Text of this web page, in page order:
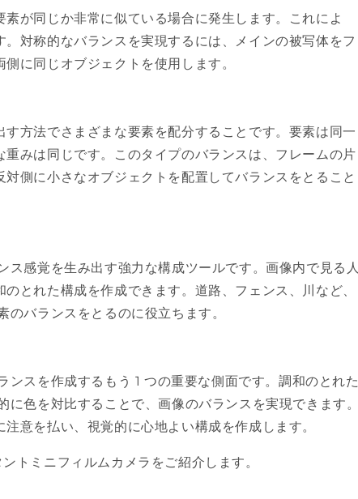
が同じか非常に似ている場合に発生します。これによ
対称的なバランスを実現するには、メインの被写体をフ
に同じオブジェクトを使用します。
方法でさまざまな要素を配分することです。要素は同一
みは同じです。このタイプのバランスは、フレームの片
側に小さなオブジェクトを配置してバランスをとること
ス感覚を生み出す強力な構成ツールです。画像内で見る人
とれた構成を作成できます。道路、フェンス、川など、
のバランスをとるのに役立ちます。
ンスを作成するもう 1 つの重要な側面です。調和のとれた
に色を対比することで、画像のバランスを実現できます。
意を払い、視覚的に心地よい構成を作成します。
トミニフィルムカメラをご紹介します。